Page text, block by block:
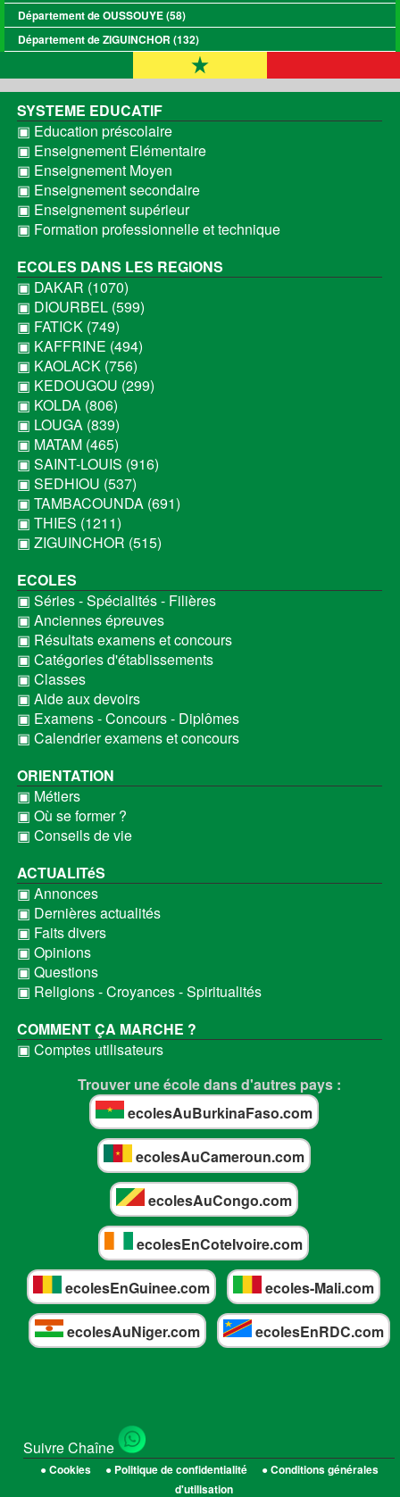
Département de OUSSOUYE (58)
Département de ZIGUINCHOR (132)
SYSTEME EDUCATIF
▣ Education préscolaire
▣ Enseignement Elémentaire
▣ Enseignement Moyen
▣ Enseignement secondaire
▣ Enseignement supérieur
▣ Formation professionnelle et technique
ECOLES DANS LES REGIONS
▣ DAKAR (1070)
▣ DIOURBEL (599)
▣ FATICK (749)
▣ KAFFRINE (494)
▣ KAOLACK (756)
▣ KEDOUGOU (299)
▣ KOLDA (806)
▣ LOUGA (839)
▣ MATAM (465)
▣ SAINT-LOUIS (916)
▣ SEDHIOU (537)
▣ TAMBACOUNDA (691)
▣ THIES (1211)
▣ ZIGUINCHOR (515)
ECOLES
▣ Séries - Spécialités - Filières
▣ Anciennes épreuves
▣ Résultats examens et concours
▣ Catégories d'établissements
▣ Classes
▣ Aide aux devoirs
▣ Examens - Concours - Diplômes
▣ Calendrier examens et concours
ORIENTATION
▣ Métiers
▣ Où se former ?
▣ Conseils de vie
ACTUALITéS
▣ Annonces
▣ Dernières actualités
▣ Faits divers
▣ Opinions
▣ Questions
▣ Religions - Croyances - Spiritualités
COMMENT ÇA MARCHE ?
▣ Comptes utilisateurs
Trouver une école dans d'autres pays :
ecolesAuBurkinaFaso.com
ecolesAuCameroun.com
ecolesAuCongo.com
ecolesEnCoteIvoire.com
ecolesEnGuinee.com ecoles-Mali.com
ecolesAuNiger.com ecolesEnRDC.com
Suivre Chaîne
● Cookies ● Politique de confidentialité
● Conditions générales
d'utilisation